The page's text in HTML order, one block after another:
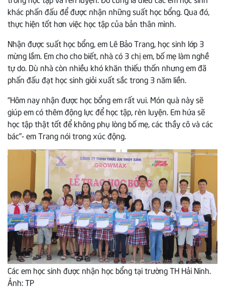
khác phấn đấu để được nhận những suất học bổng. Qua đó,
thực hiện tốt hơn việc học tập của bản thân mình.
Nhận được suất học bổng, em Lê Bảo Trang, học sinh lớp 3
mừng lắm. Em cho cho biết, nhà có 3 chị em, bố mẹ làm nghề
tự do. Dù nhà còn nhiều khó khăn thiếu thốn nhưng em đã
phấn đấu đạt học sinh giỏi xuất sắc trong 3 năm liền.
“Hôm nay nhận được học bổng em rất vui. Món quà này sẽ
giúp em có thêm động lực để học tập, rèn luyện. Em hứa sẽ
học tập thật tốt để không phụ lòng bố mẹ, các thầy cô và các
bác”- em Trang nói trong xúc động.
Các em học sinh được nhận học bổng tại trường TH Hải Ninh.
Ảnh: TP